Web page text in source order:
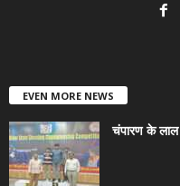
EVEN MORE NEWS
चंपारण के लाल